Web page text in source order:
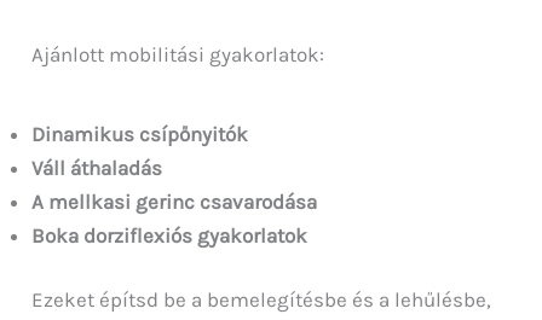
Ajánlott mobilitási gyakorlatok:
Dinamikus csípőnyitók
Váll áthaladás
A mellkasi gerinc csavarodása
Boka dorziflexiós gyakorlatok
Ezeket építsd be a bemelegítésbe és a lehűlésbe,